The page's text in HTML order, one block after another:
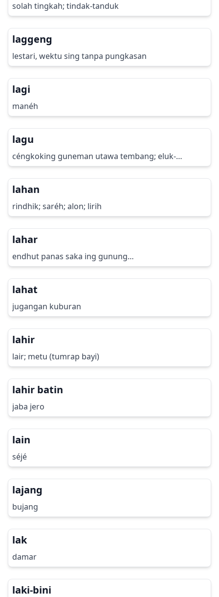
solah tingkah; tindak-tanduk
laggeng
lestari, wektu sing tanpa pungkasan
lagi
manéh
lagu
céngkoking guneman utawa tembang; eluk-
eluking…
lahan
rindhik; saréh; alon; lirih
lahar
endhut panas saka ing gunung…
lahat
jugangan kuburan
lahir
lair; metu (tumrap bayi)
lahir batin
jaba jero
lain
séjé
lajang
bujang
lak
damar
laki-bini